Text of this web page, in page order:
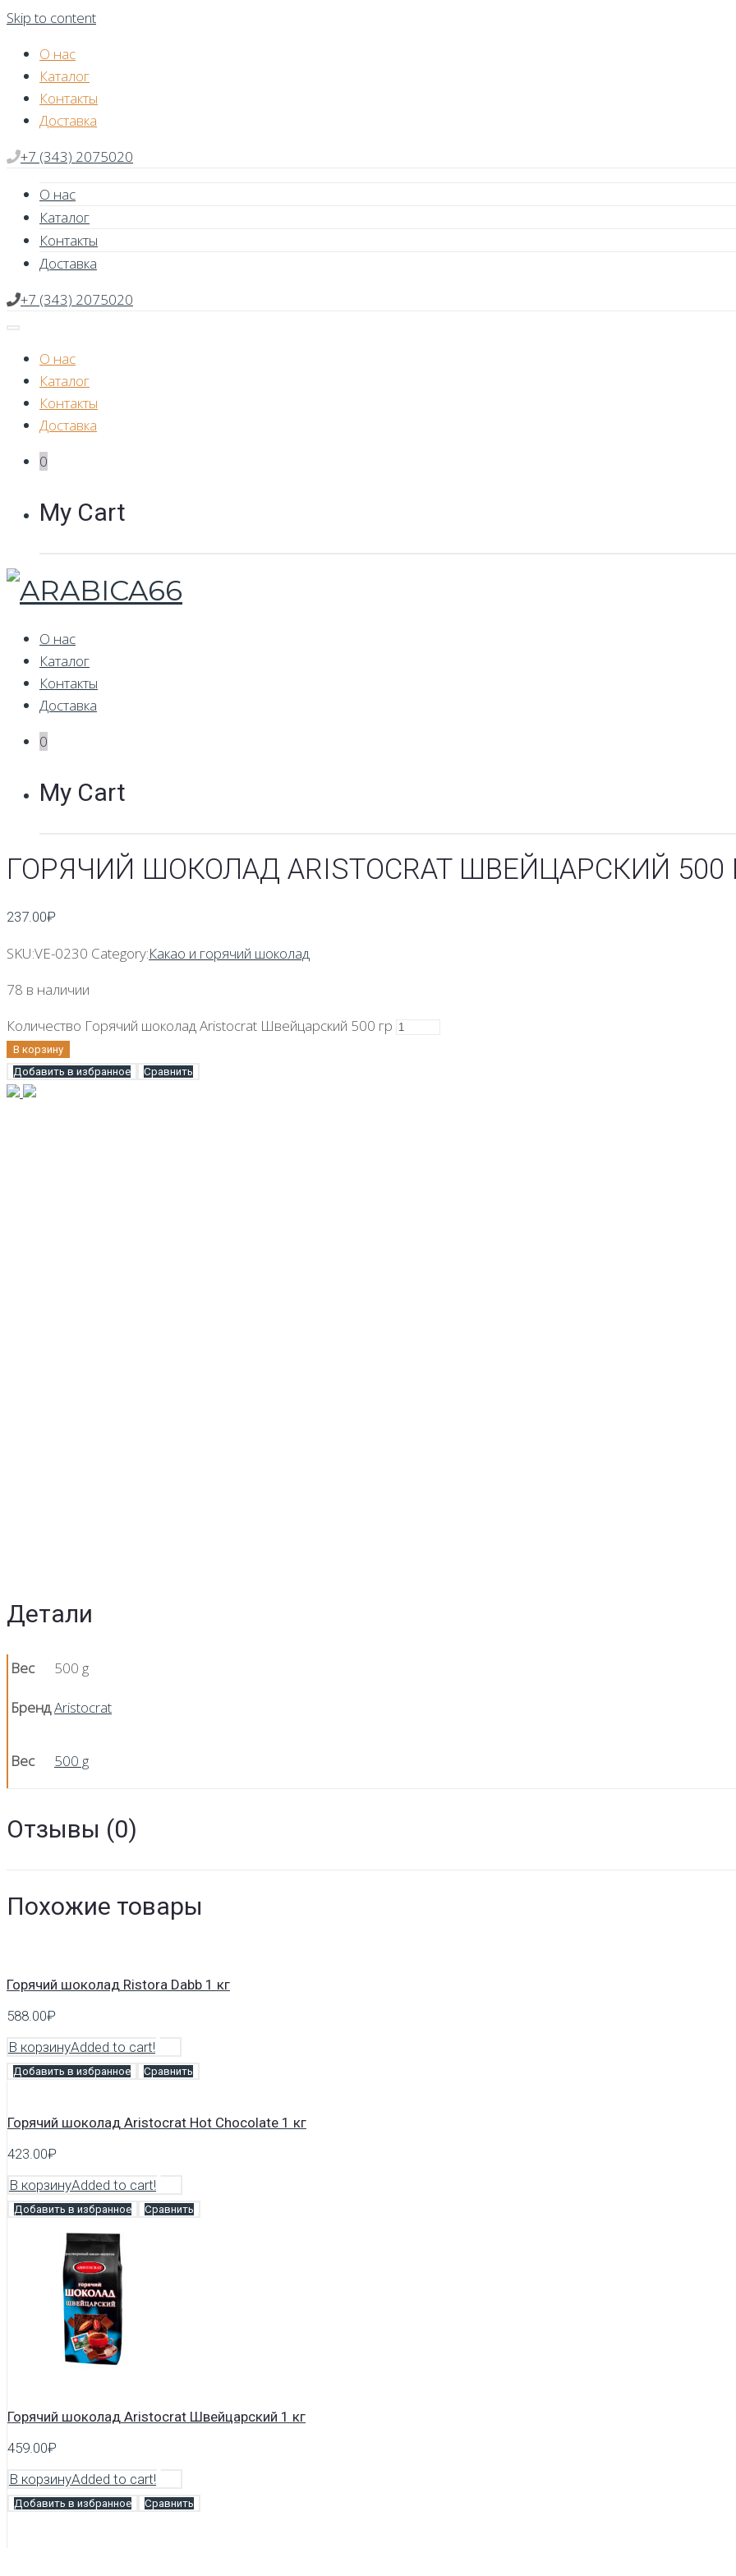
Skip to content
О нас
Каталог
Контакты
Доставка
+7 (343) 2075020
О нас
Каталог
Контакты
Доставка
+7 (343) 2075020
О нас
Каталог
Контакты
Доставка
0
My Cart
О нас
Каталог
Контакты
Доставка
0
My Cart
ГОРЯЧИЙ ШОКОЛАД АRISTOCRAT ШВЕЙЦАРСКИЙ 500
237.00₽
SKU:VE-0230 Category:Какао и горячий шоколад
78 в наличии
Количество Горячий шоколад Аristocrat Швейцарский 500 гр
В корзину
Добавить в избранное
Сравнить
Детали
Вес 500 g
БрендAristocrat
Вес 500 g
Отзывы (0)
Похожие товары
Горячий шоколад Ristora Dabb 1 кг
588.00₽
В корзинуAdded to cart!
Добавить в избранное Сравнить
Горячий шоколад Aristocrat Hot Chocolate 1 кг
423.00₽
В корзинуAdded to cart!
Добавить в избранное Сравнить
Горячий шоколад Аristocrat Швейцарский 1 кг
459.00₽
В корзинуAdded to cart!
Добавить в избранное Сравнить